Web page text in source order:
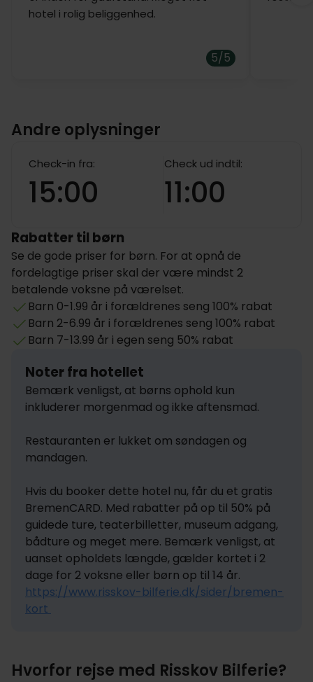
hotel i rolig beliggenhed.
5/5
Andre oplysninger
Check-in fra:
15:00
Check ud indtil:
11:00
Rabatter til børn
Se de gode priser for børn. For at opnå de
fordelagtige priser skal der være mindst 2
betalende voksne på værelset.
Barn 0-1.99 år i forældrenes seng 100% rabat
Barn 2-6.99 år i forældrenes seng 100% rabat
Barn 7-13.99 år i egen seng 50% rabat
Noter fra hotellet
Bemærk venligst, at børns ophold kun
inkluderer morgenmad og ikke aftensmad.
Restauranten er lukket om søndagen og
mandagen.
Hvis du booker dette hotel nu, får du et gratis
BremenCARD. Med rabatter på op til 50% på
guidede ture, teaterbilletter, museum adgang,
bådture og meget mere. Bemærk venligst, at
uanset opholdets længde, gælder kortet i 2
https://www.risskov-bilferie.dk/sider/bremen-
kort
Hvorfor rejse med Risskov Bilferie?